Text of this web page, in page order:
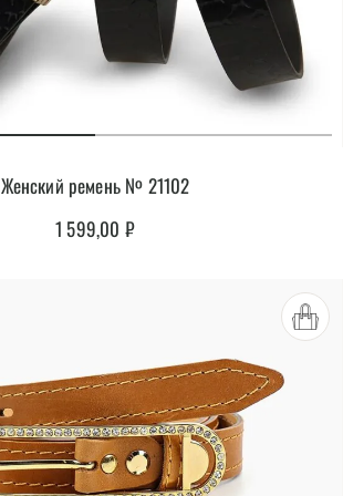
Женский ремень № 21102
1 599,00 ₽